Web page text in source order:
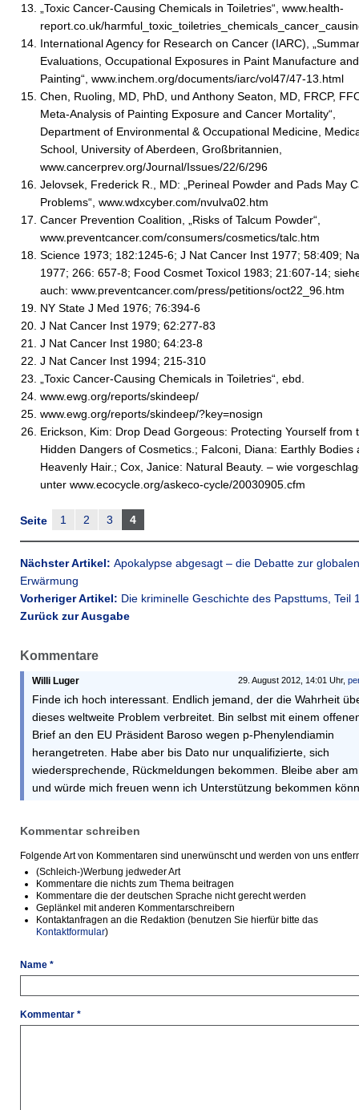
„Toxic Cancer-Causing Chemicals in Toiletries“, www.health-
report.co.uk/
International Agency for Research on Cancer (IARC),
Evaluations, Occupational Exposures in Paint Manufacture and
Painting“, www.inchem.org/documents/iarc/vol47/47-13.html
Chen, Ruoling, MD, PhD, und Anthony Seaton, MD, FRCP,
Meta-Analysis of Painting Exposure and Cancer Mortality“,
Department of Environmental & Occupational Medicine,
School, University of Aberdeen, Großbritannien,
www.cancerprev.org/Journal/Issues/22/6/296
Jelovsek, Frederick R., MD: „Perineal Powder and Pads May
Problems“, www.wdxcyber.com/nvulva02.htm
Cancer Prevention Coalition, „Risks of Talcum Powder“,
www.preventcancer.com/consumers/cosmetics/talc.htm
Science 1973; 182:1245-6; J Nat Cancer Inst 1977; 58:409;
1977; 266: 657-8; Food Cosmet Toxicol 1983; 21:607-14;
auch: www.preventcancer.com/press/petitions/oct22_96.htm
NY State J Med 1976; 76:394-6
J Nat Cancer Inst 1979; 62:277-83
J Nat Cancer Inst 1980; 64:23-8
J Nat Cancer Inst 1994; 215-310
„Toxic Cancer-Causing Chemicals in Toiletries“, ebd.
www.ewg.org/reports/skindeep/
www.ewg.org/reports/skindeep/?key=nosign
Erickson, Kim: Drop Dead Gorgeous: Protecting Yourself from
Hidden Dangers of Cosmetics.; Falconi, Diana: Earthly Bodies
Heavenly Hair.; Cox, Janice: Natural Beauty. – wie
unter www.ecocycle.org/askeco-cycle/20030905.cfm
Seite 1 2 3 4
Nächster Artikel: Apokalypse abgesagt – die Debatte zur globalen
Erwärmung
Vorheriger Artikel: Die kriminelle Geschichte des Papsttums, Teil
Zurück zur Ausgabe
Kommentare
29. August 2012, 14:01 Uhr,
Willi Luger
Finde ich hoch interessant. Endlich jemand, der die Wahrheit
dieses weltweite Problem verbreitet. Bin selbst mit einem
Brief an den EU Präsident Baroso wegen p-Phenylendiamin
herangetreten. Habe aber bis Dato nur unqualifizierte, sich
wiedersprechende, Rückmeldungen bekommen. Bleibe aber
und würde mich freuen wenn ich Unterstützung bekommen
Kommentar schreiben
Folgende Art von Kommentaren sind unerwünscht und werden von uns
(Schleich-)Werbung jedweder Art
Kommentare die nichts zum Thema beitragen
Kommentare die der deutschen Sprache nicht gerecht werden
Geplänkel mit anderen Kommentarschreibern
Kontaktanfragen an die Redaktion (benutzen Sie hierfür bitte das
Kontaktformular)
Name *
Kommentar *